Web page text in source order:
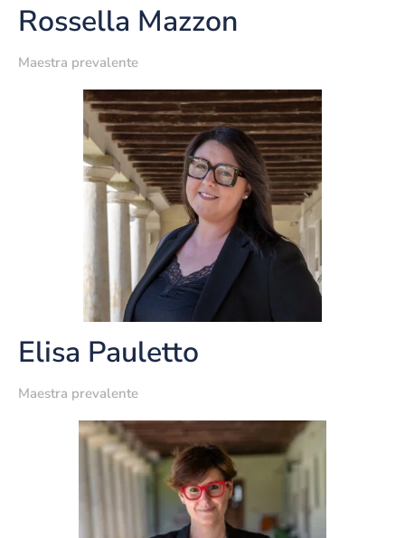
Rossella Mazzon
Maestra prevalente
Elisa Pauletto
Maestra prevalente